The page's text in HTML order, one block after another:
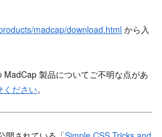
madcap/download.html から入
製品についてご不明な点があ
ください。